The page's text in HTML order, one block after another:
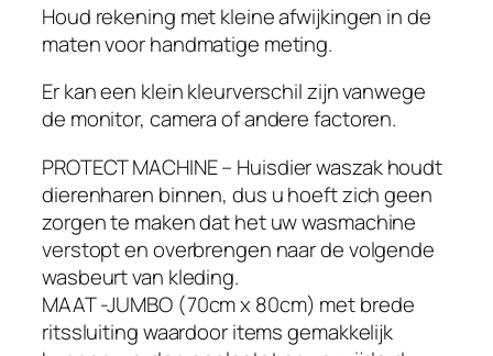
n
e
m
e
t
Y
K
K
r
i
t
s
Houd rekening met kleine afwijkingen in de
maten voor handmatige meting.
Er kan een klein kleurverschil zijn vanwege
de monitor, camera of andere factoren.
PROTECT MACHINE – Huisdier waszak houdt
dierenharen binnen, dus u hoeft zich geen
zorgen te maken dat het uw wasmachine
verstopt en overbrengen naar de volgende
wasbeurt van kleding.
MAAT -JUMBO (70cm x 80cm) met brede
ritssluiting waardoor items gemakkelijk